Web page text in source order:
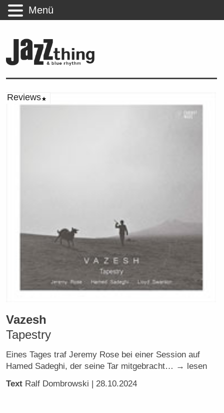
Reviews
Vazesh
Tapestry
Eines Tages traf Jeremy Rose bei einer Session auf
Hamed Sadeghi, der seine Tar mitgebracht… → lesen
Text Ralf Dombrowski | 28.10.2024
Menü